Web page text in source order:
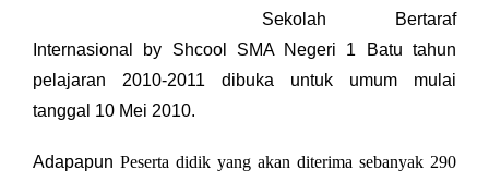
Sekolah Bertaraf
Internasional by Shcool SMA Negeri 1 Batu tahun
pelajaran 2010-2011 dibuka untuk umum mulai
tanggal 10 Mei 2010.
Adapapun Peserta didik yang akan diterima sebanyak 290